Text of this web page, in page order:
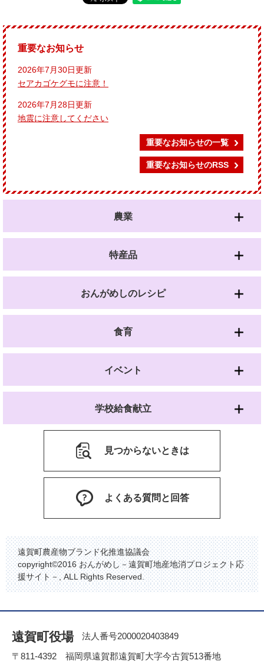
重要なお知らせ
2026年7月30日更新
セアカゴケグモに注意！
2026年7月28日更新
地震に注意してください
重要なお知らせの一覧
重要なお知らせのRSS
農業
特産品
おんがめしのレシピ
食育
イベント
学校給食献立
見つからないときは
よくある質問と回答
遠賀町農産物ブランド化推進協議会
copyright©2016 おんがめし－遠賀町地産地消プロジェクト応
援サイト－, ALL Rights Reserved.
遠賀町役場
法人番号2000020403849
〒811-4392 福岡県遠賀郡遠賀町大字今古賀513番地